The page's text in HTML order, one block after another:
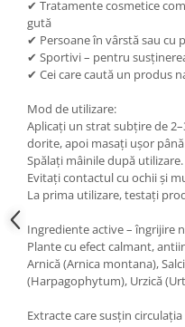
✔ Tratamente cosmetice
gută
✔ Persoane în vârstă sau cu
✔ Sportivi – pentru
✔ Cei care caută un produs
Mod de utilizare:
Aplicați un strat subțire de
dorite, apoi masați ușor
Spălați mâinile după utilizare.
Evitați contactul cu ochii și
La prima utilizare, testați
Ingrediente active – îngrijire
Plante cu efect calmant,
Arnică (Arnica montana),
(Harpagophytum), Urzică
Extracte care susțin